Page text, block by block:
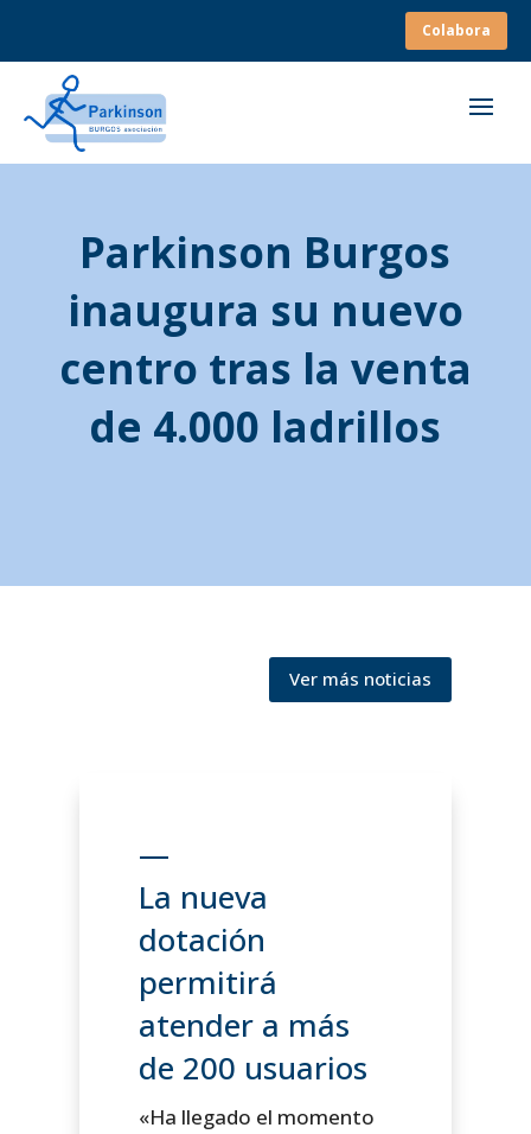
Colabora
Parkinson Burgos
inaugura su nuevo
centro tras la venta
de 4.000 ladrillos
Ver más noticias
—
La nueva
dotación
permitirá
atender a más
de 200 usuarios
«Ha llegado el momento